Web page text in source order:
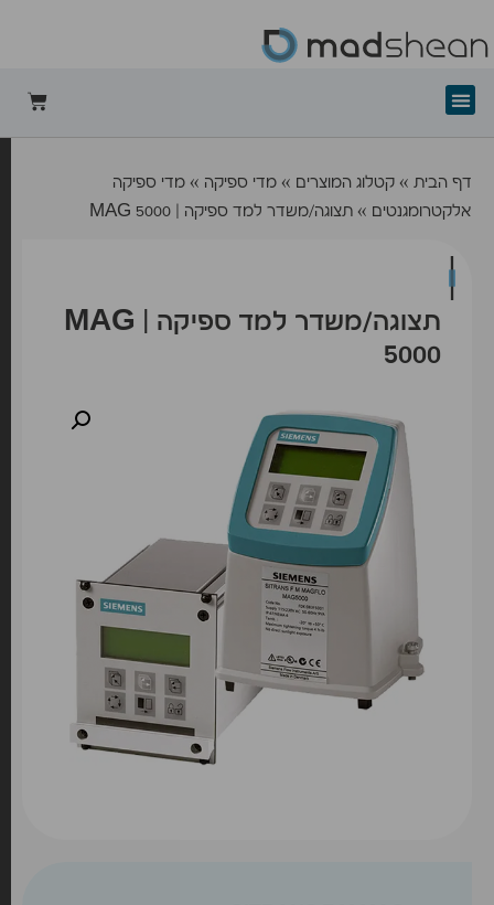
דף הבית » קטלוג המוצרים » מדי ספיקה » מדי ספיקה
אלקטרומגנטים » תצוגה/משדר למד ספיקה | MAG 5000
תצוגה/משדר למד ספיקה | MAG
5000